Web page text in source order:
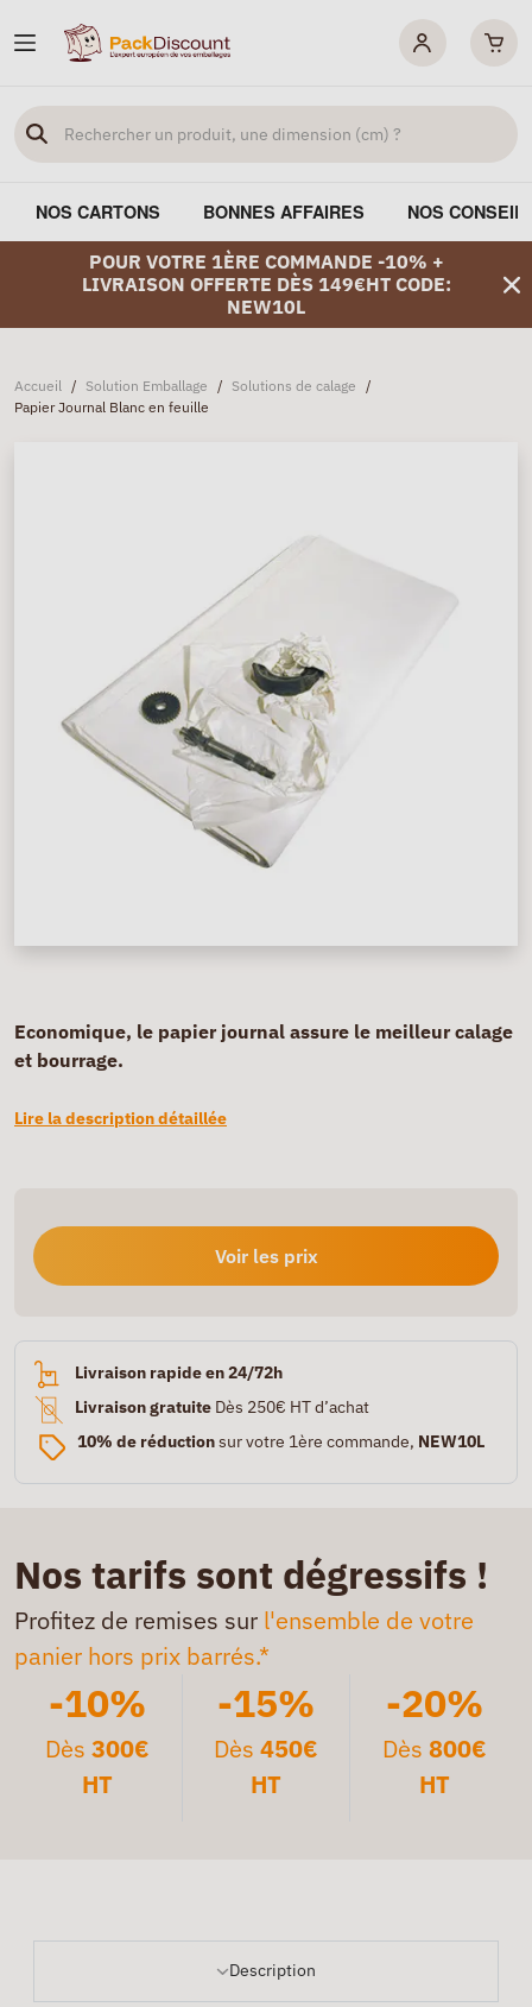
NOS CARTONS BONNES AFFAIRES NOS
POUR VOTRE 1ÈRE COMMANDE -10% +
LIVRAISON OFFERTE DÈS 149€HT CODE:
NEW10L
Accueil / Solution Emballage / Solutions de calage /
Papier Journal Blanc en feuille
Economique, le papier journal assure le meilleur calage
et bourrage.
Lire la description détaillée
Voir les prix
Livraison rapide en 24/72h
Livraison gratuite Dès 250€ HT d’achat
10% de réductionsur votre 1ère commande, NEW10L
Nos tarifs sont dégressifs !
Profitez de remises sur l'ensemble de votre
panier hors prix barrés.*
-10%
Dès300€
HT
-15%
Dès 450€
HT
-20%
Dès 800€
HT
Description